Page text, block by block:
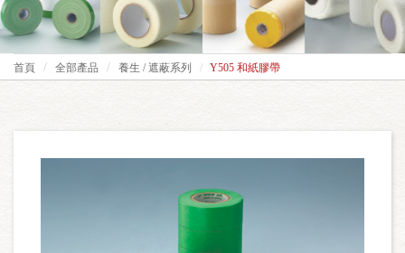
首頁 全部產品 養生 / 遮蔽系列 Y505 和紙膠帶